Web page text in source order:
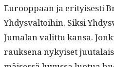
Euroop­paan ja eri­tyis­es­ti
Yhdys­val­toi­hin. Sik­si
Jumalan valit­tu kansa.
rauk­se­na nykyiset